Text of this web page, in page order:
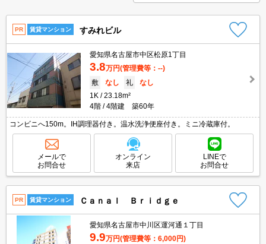
PR 賃貸マンション すみれビル
愛知県名古屋市中区松原1丁目
3.8万円(管理費等：--)
敷
なし 礼
なし
1K
23.18m²
4階
4階建 築60年
コンビニへ150m。IH調理器付き。温水洗浄便座付き。ミニ冷蔵庫付。
メールで
お問合せ
オンライン
来店
LINEで
お問合せ
PR 賃貸マンション Ｃａｎａｌ Ｂｒｉｄｇｅ
愛知県名古屋市中川区運河通１丁目
9.9万円(管理費等：6,000円)